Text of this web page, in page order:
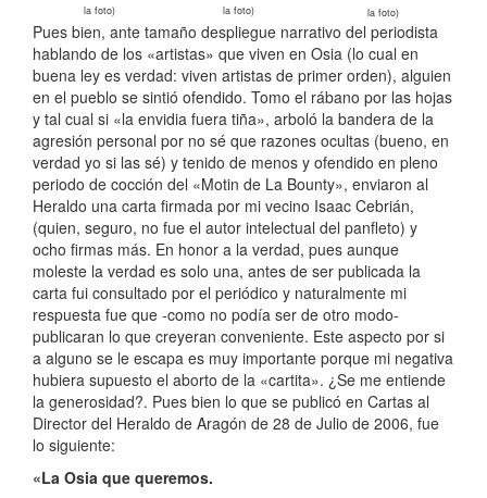
la foto)
la foto)
la foto)
Pues bien, ante tamaño despliegue narrativo del periodista
hablando de los «artistas» que viven en Osia (lo cual en
buena ley es verdad: viven artistas de primer orden), alguien
en el pueblo se sintió ofendido. Tomo el rábano por las hojas
y tal cual si «la envidia fuera tiña», arboló la bandera de la
agresión personal por no sé que razones ocultas (bueno, en
verdad yo si las sé) y tenido de menos y ofendido en pleno
periodo de cocción del «Motin de La Bounty», enviaron al
Heraldo una carta firmada por mi vecino Isaac Cebrián,
(quien, seguro, no fue el autor intelectual del panfleto) y
ocho firmas más. En honor a la verdad, pues aunque
moleste la verdad es solo una, antes de ser publicada la
carta fui consultado por el periódico y naturalmente mi
respuesta fue que -como no podía ser de otro modo-
publicaran lo que creyeran conveniente. Este aspecto por si
a alguno se le escapa es muy importante porque mi negativa
hubiera supuesto el aborto de la «cartita». ¿Se me entiende
la generosidad?. Pues bien lo que se publicó en Cartas al
Director del Heraldo de Aragón de 28 de Julio de 2006, fue
lo siguiente:
«La Osia que queremos.